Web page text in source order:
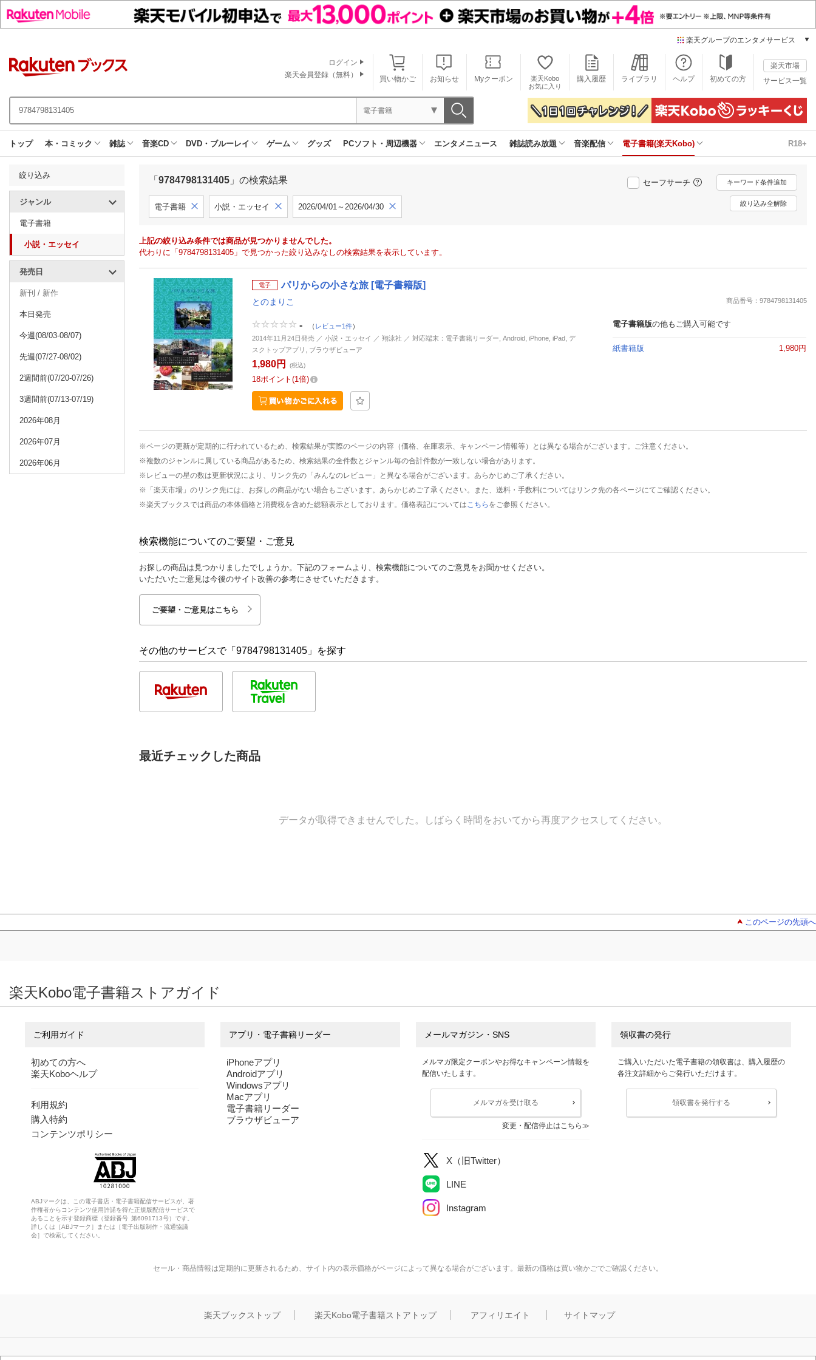
楽天グループのエンタメサービス
本/ゲーム/CD/DVD
楽天ブックス
電子書籍
楽天Kobo
雑誌読み放題
楽天ミュージック
動画配信
楽天TV
動画配信ガイド
推し楽
買い物かご お知らせ Myクーポン
楽天Kobo
お気に入り
購入履歴 ライブラリ ヘルプ 初めての方
楽天市場
サービス一覧
ログイン
楽天会員登録（無料）
電子書籍
トップ 本・コミック 雑誌 音楽CD DVD・ブルーレイ ゲーム グッズ PCソフト・周辺機器 エンタメニュース 雑誌読み放題 音楽配信 電子書籍(楽天Kobo) R18+
絞り込み
ジャンル
電子書籍
小説・エッセイ
発売日
新刊 / 新作
本日発売
今週(08/03-08/07)
先週(07/27-08/02)
2週間前(07/20-07/26)
3週間前(07/13-07/19)
2026年08月
2026年07月
2026年06月
「 9784798131405 」の検索結果 セーフサーチ キーワード条件追加
電子書籍 小説・エッセイ 2026/04/01～2026/04/30 絞り込み全解除
上記の絞り込み条件では商品が見つかりませんでした。
代わりに「9784798131405」で見つかった絞り込みなしの検索結果を表示しています。
電子 パリからの小さな旅 [電子書籍版]
とのまりこ 商品番号：9784798131405
- （ レビュー1件）
2014年11月24日発売 ／ 小説・エッセイ ／ 翔泳社 ／ 対応端末：電子書籍リーダー, Android, iPhone, iPad, デ
スクトップアプリ, ブラウザビューア
1,980円 (税込)
18ポイント 1倍
電子書籍版の他もご購入可能です
紙書籍版 1,980円
※ページの更新が定期的に行われているため、検索結果が実際のページの内容（価格、在庫表示、キャンペーン情報等）とは異なる場合がございます。ご注意ください。
※複数のジャンルに属している商品があるため、検索結果の全件数とジャンル毎の合計件数が一致しない場合があります。
※レビューの星の数は更新状況により、リンク先の「みんなのレビュー」と異なる場合がございます。あらかじめご了承ください。
※「楽天市場」のリンク先には、お探しの商品がない場合もございます。あらかじめご了承ください。また、送料・手数料についてはリンク先の各ページにてご確認ください。
※楽天ブックスでは商品の本体価格と消費税を含めた総額表示としております。価格表記については こちら をご参照ください。
検索機能についてのご要望・ご意見
お探しの商品は見つかりましたでしょうか。下記のフォームより、検索機能についてのご意見をお聞かせください。
いただいたご意見は今後のサイト改善の参考にさせていただきます。
ご要望・ご意見はこちら
その他のサービスで「9784798131405」を探す
最近チェックした商品
データが取得できませんでした。しばらく時間をおいてから再度アクセスしてください。
このページの先頭へ
楽天Kobo電子書籍ストアガイド
ご利用ガイド
初めての方へ
楽天Koboヘルプ
利用規約
購入特約
コンテンツポリシー
ABJマークは、この電子書店・電子書籍配信サービスが、著
作権者からコンテンツ使用許諾を得た正規版配信サービスで
あることを示す登録商標（登録番号 第6091713号）です。
詳しくは［ABJマーク］または［電子出版制作・流通協議
会］で検索してください。
アプリ・電子書籍リーダー
iPhoneアプリ
Androidアプリ
Windowsアプリ
Macアプリ
電子書籍リーダー
ブラウザビューア
メールマガジン・SNS
メルマガ限定クーポンやお得なキャンペーン情報を
配信いたします。
メルマガを受け取る
変更・配信停止はこちら
X（旧Twitter）
LINE
Instagram
領収書の発行
ご購入いただいた電子書籍の領収書は、購入履歴の
各注文詳細からご発行いただけます。
領収書を発行する
セール・商品情報は定期的に更新されるため、サイト内の表示価格がページによって異なる場合がございます。最新の価格は買い物かごでご確認ください。
楽天ブックストップ 楽天Kobo電子書籍ストアトップ アフィリエイト サイトマップ